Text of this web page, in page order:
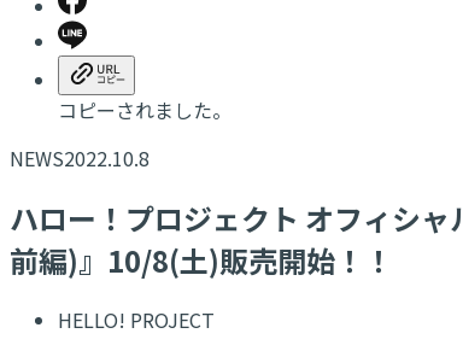
コピーされました。
NEWS2022.10.8
ハロー！プロジェクト オフィシ
前編)』10/8(土)販売開始！！
HELLO! PROJECT